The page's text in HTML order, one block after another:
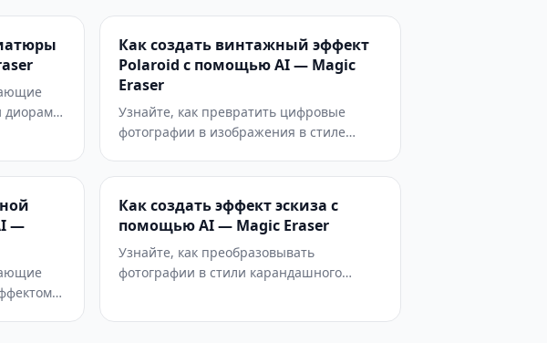
диорамы
Как создать винтажный эффект
Polaroid с помощью AI — Magic
Eraser
Узнайте, как превратить цифровые
фотографии в изображения в стиле
цветопередачу, мягкий фокус,
кадрирование и эффекты старения,
характерные для разных эпох.
—
Как создать эффект эскиза с
помощью AI — Magic Eraser
Узнайте, как преобразовывать
фотографии в стили карандашного